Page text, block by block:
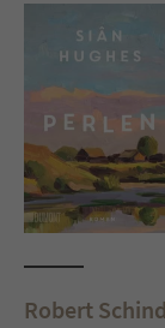
Robert